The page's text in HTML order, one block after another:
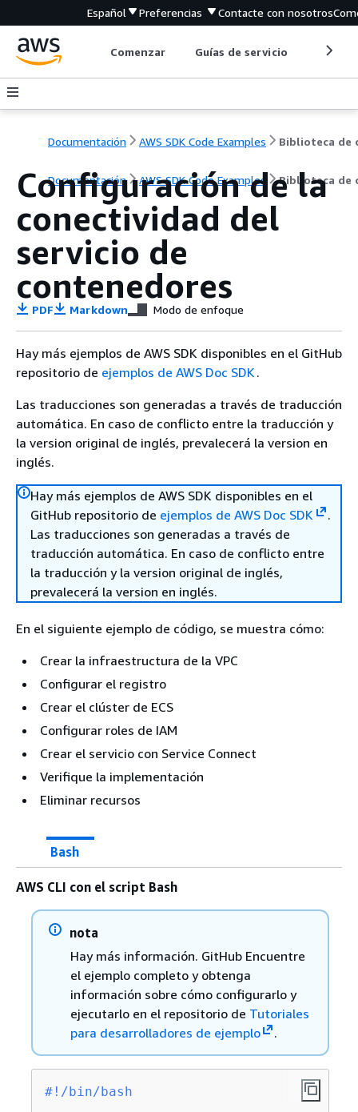
Español Preferencias Contacte con nosotros
Comenzar Guías de servicio
Documentación AWS SDK Code Examples
Documentación AWS SDK Code Examples Biblioteca de
Configuración de la
conectividad del
servicio de
contenedores
PDF Markdown Modo de enfoque
Hay más ejemplos de AWS SDK disponibles en el GitHub
repositorio de ejemplos de AWS Doc SDK.
Las traducciones son generadas a través de traducción
automática. En caso de conflicto entre la traducción y
la version original de inglés, prevalecerá la version en
inglés.
Hay más ejemplos de AWS SDK disponibles en el
GitHub repositorio de ejemplos de AWS Doc SDK
.
Las traducciones son generadas a través de
traducción automática. En caso de conflicto entre
la traducción y la version original de inglés,
prevalecerá la version en inglés.
En el siguiente ejemplo de código, se muestra cómo:
Crear la infraestructura de la VPC
Configurar el registro
Crear el clúster de ECS
Configurar roles de IAM
Crear el servicio con Service Connect
Verifique la implementación
Eliminar recursos
Bash
AWS CLI con el script Bash
nota
Hay más información. GitHub Encuentre
el ejemplo completo y obtenga
información sobre cómo configurarlo y
ejecutarlo en el repositorio de Tutoriales
para desarrolladores de ejemplo
.
#!/bin/bash